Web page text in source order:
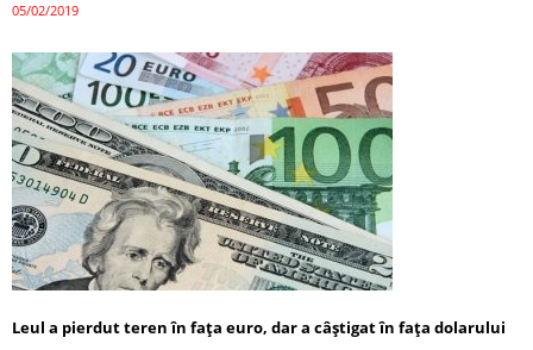
05/02/2019
Leul a pierdut teren în faţa euro, dar a câştigat în faţa dolarului